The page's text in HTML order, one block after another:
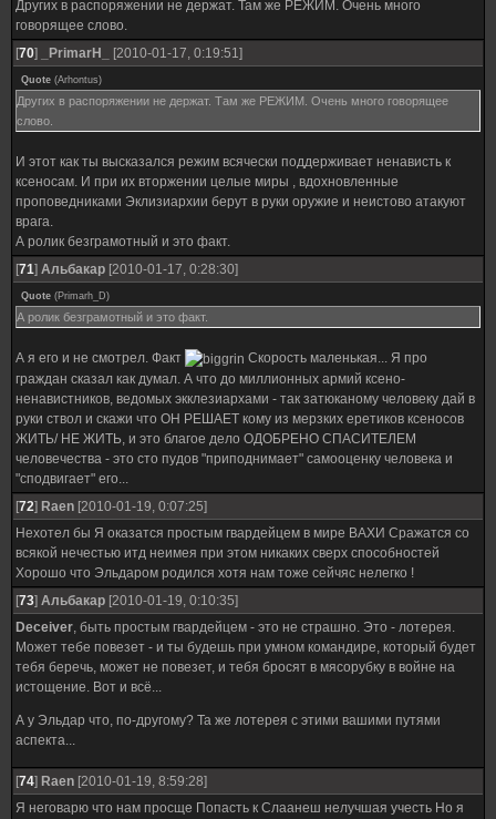
Других в распоряжении не держат. Там же РЕЖИМ. Очень много
говорящее слово.
[70] _PrimarH_ [2010-01-17, 0:19:51]
Quote (Arhontus)
Других в распоряжении не держат. Там же РЕЖИМ. Очень много говорящее
слово.
И этот как ты высказался режим всячески поддерживает ненависть к
ксеносам. И при их вторжении целые миры , вдохновленные
проповедниками Эклизиархии берут в руки оружие и неистово атакуют
врага.
А ролик безграмотный и это факт.
[71] Альбакар [2010-01-17, 0:28:30]
Quote (Primarh_D)
А ролик безграмотный и это факт.
А я его и не смотрел. Факт
Скорость маленькая... Я про
граждан сказал как думал. А что до миллионных армий ксено-
ненавистников, ведомых экклезиархами - так затюканому человеку дай в
руки ствол и скажи что ОН РЕШАЕТ кому из мерзких еретиков ксеносов
ЖИТЬ/ НЕ ЖИТЬ, и это благое дело ОДОБРЕНО СПАСИТЕЛЕМ
человечества - это сто пудов "приподнимает" самооценку человека и
"сподвигает" его...
[72] Raen [2010-01-19, 0:07:25]
Нехотел бы Я оказатся простым гвардейцем в мире ВАХИ Сражатся со
всякой нечестью итд неимея при этом никаких сверх способностей
Хорошо что Эльдаром родился хотя нам тоже сейчяс нелегко !
[73] Альбакар [2010-01-19, 0:10:35]
Deceiver, быть простым гвардейцем - это не страшно. Это - лотерея.
Может тебе повезет - и ты будешь при умном командире, который будет
тебя беречь, может не повезет, и тебя бросят в мясорубку в войне на
истощение. Вот и всё...
А у Эльдар что, по-другому? Та же лотерея с этими вашими путями
аспекта...
[74] Raen [2010-01-19, 8:59:28]
Я неговарю что нам просще Попасть к Слаанеш нелучшая учесть Но я